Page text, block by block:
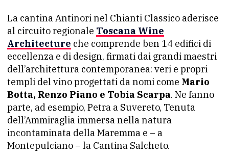
La cantina Antinori nel Chianti Classico aderisce
al circuito regionale Toscana Wine
Architecture che comprende ben 14 edifici di
eccellenza e di design, firmati dai grandi maestri
dell’architettura contemporanea: veri e propri
templi del vino progettati da nomi come Mario
Botta, Renzo Piano e Tobia Scarpa. Ne fanno
parte, ad esempio, Petra a Suvereto, Tenuta
dell’Ammiraglia immersa nella natura
incontaminata della Maremma e – a
Montepulciano – la Cantina Salcheto.